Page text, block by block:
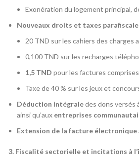
Exonération du logement principal,
Nouveaux droits et taxes
20 TND sur les cahiers des charges
0,100 TND sur les recharges
1,5 TND pour les factures
Taxe de 40 % sur les jeux et
Déduction intégraledes dons versés
ainsi qu’aux entreprises
Extension de la facture électronique
3. Fiscalité sectorielle et incitations à